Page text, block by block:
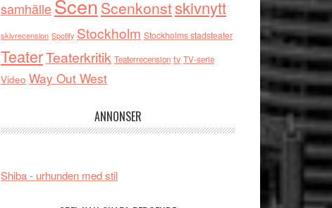
samhälleScen Scenkonstskivnytt
skivrecension Spotify Stockholm Stockholms stadsteater
TeaterTeaterkritik Teaterrecension tv TV-serie
Video Way Out West
ANNONSER
Shiba - urhunden med stil